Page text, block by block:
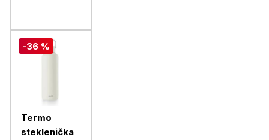
-36 %
Termo
steklenička